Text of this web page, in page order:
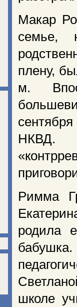
Макар
семье,
плену,
м.
НКВД.
Римма
родила
школе